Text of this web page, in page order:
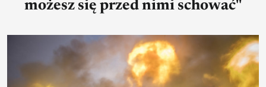
możesz się przed nimi schować"